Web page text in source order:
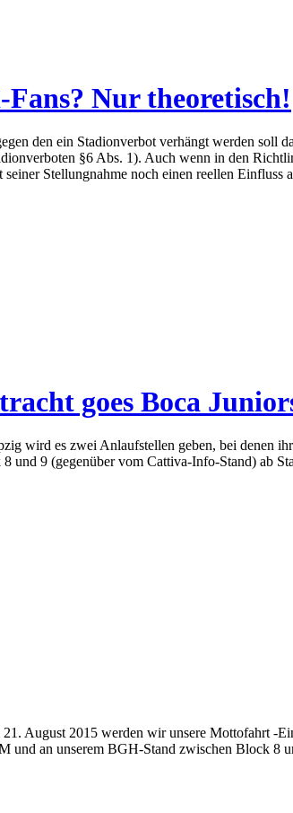
Nur theoretisch!
den ein Stadionverbot verhängt werden soll
§6 Abs. 1). Auch wenn in den
Stellungnahme noch einen reellen Einfluss
goes Boca
wird es zwei Anlaufstellen geben, bei
9 (gegenüber vom Cattiva-Info-Stand) ab
August 2015 werden wir unsere Mottofahrt -
an unserem BGH-Stand zwischen Block 8